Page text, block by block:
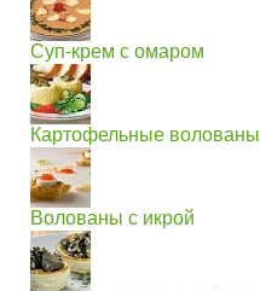
Суп-крем с омаром
Картофельные волованы
Волованы с икрой